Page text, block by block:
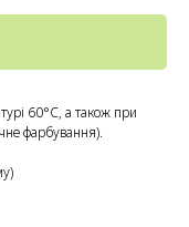
60°C, а також при
фарбування).